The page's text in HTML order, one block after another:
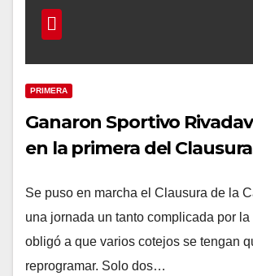
PRIMERA
Ganaron Sportivo
en la primera del
Se puso en marcha el Clausura de la
una jornada un tanto complicada por
obligó a que varios cotejos se tengan
reprogramar. Solo dos…